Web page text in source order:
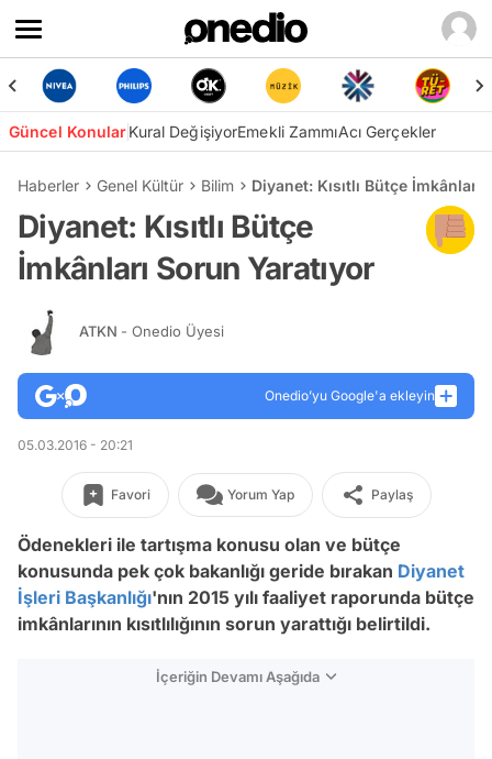
Güncel KonularKural DeğişiyorEmekli ZammıAcı Gerçekler
Haberler Genel Kültür Bilim Diyanet: Kısıtlı Bütçe
Diyanet: Kısıtlı Bütçe
İmkânları Sorun Yaratıyor
ATKN - Onedio Üyesi
Onedio’yu Google'a ekleyin
05.03.2016 - 20:21
Favori Yorum Yap Paylaş
Ödenekleri ile tartışma konusu olan ve bütçe
konusunda pek çok bakanlığı geride bırakan Diyanet
İşleri Başkanlığı'nın 2015 yılı faaliyet raporunda bütçe
imkânlarının kısıtlılığının sorun yarattığı belirtildi.
İçeriğin Devamı Aşağıda